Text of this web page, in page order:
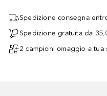
Spedizione consegna
Spedizione gratuita da
2 campioni omaggio a tua